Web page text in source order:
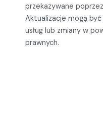
przekazywane
Aktualizacje mogą
usług lub zmiany w
prawnych.